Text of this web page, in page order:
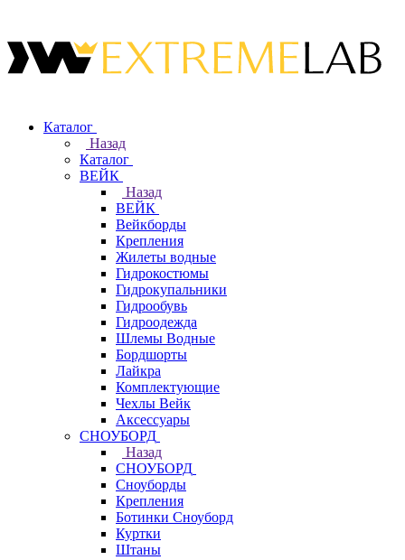
Каталог
Назад
Каталог
ВЕЙК
Назад
ВЕЙК
Вейкборды
Крепления
Жилеты водные
Гидрокостюмы
Гидрокупальники
Гидрообувь
Гидроодежда
Шлемы Водные
Бордшорты
Лайкра
Комплектующие
Чехлы Вейк
Аксессуары
СНОУБОРД
Назад
СНОУБОРД
Сноуборды
Крепления
Ботинки Сноуборд
Куртки
Штаны